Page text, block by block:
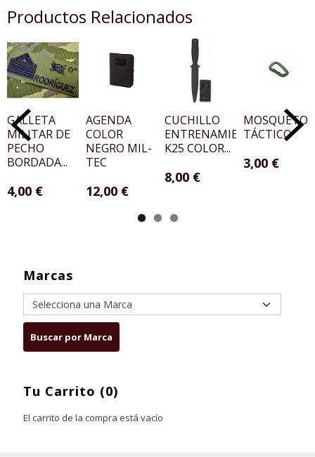
Marcas
Tu Carrito (0)
El carrito de la compra está vacío
Productos Relacionados
GALLETA
MILITAR DE
PECHO
BORDADA...
4,00 €
AGENDA
COLOR
NEGRO MIL-
TEC
12,00 €
CUCHILLO
ENTRENAMIENTO
K25 COLOR...
8,00 €
TÁCTICO
3,00 €